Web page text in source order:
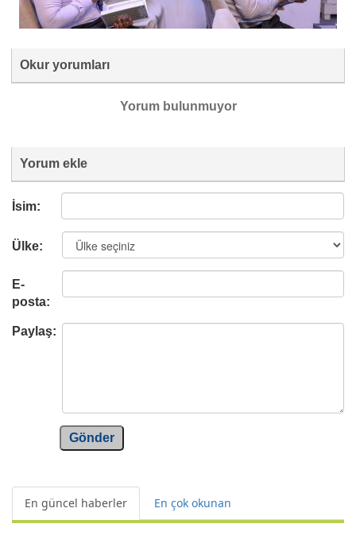
Okur yorumları
Yorum bulunmuyor
Yorum ekle
İsim:
Ülke:
E-
posta:
Paylaş:
Gönder
En güncel haberler En çok okunan